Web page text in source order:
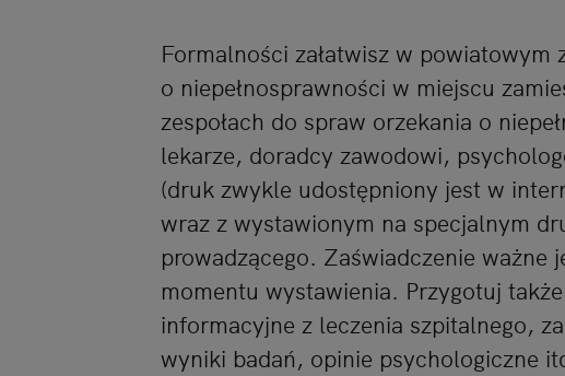
Formalności załatwisz w powiatowym
o niepełnosprawności w miejscu
zespołach do spraw orzekania o
lekarze, doradcy zawodowi,
(druk zwykle udostępniony jest w
wraz z wystawionym na specjalnym
prowadzącego. Zaświadczenie ważne
momentu wystawienia. Przygotuj
informacyjne z leczenia szpitalnego,
wyniki badań, opinie psychologiczne